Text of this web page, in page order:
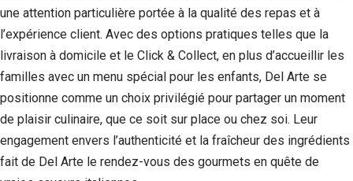
une attention particulière portée à la qualité des repas et à
l’expérience client. Avec des options pratiques telles que la
livraison à domicile et le Click & Collect, en plus d’accueillir les
familles avec un menu spécial pour les enfants, Del Arte se
positionne comme un choix privilégié pour partager un moment
de plaisir culinaire, que ce soit sur place ou chez soi. Leur
engagement envers l’authenticité et la fraîcheur des ingrédients
fait de Del Arte le rendez-vous des gourmets en quête de